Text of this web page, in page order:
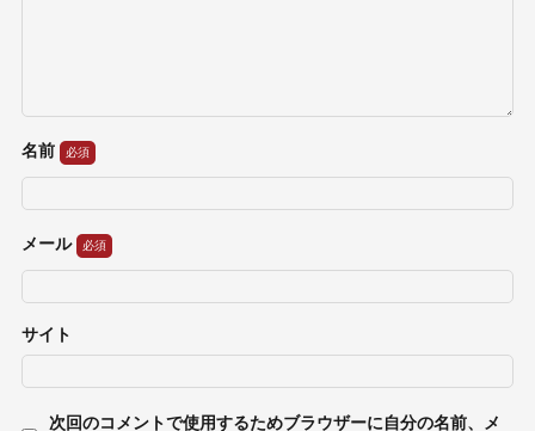
名前
メール
サイト
次回のコメントで使用するためブラウザーに自分の名前、メ